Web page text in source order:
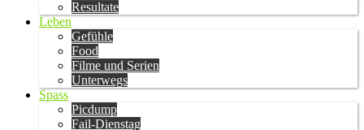
Resultate
Leben
Gefühle
Food
Filme und Serien
Unterwegs
Spass
Picdump
Fail-Dienstag